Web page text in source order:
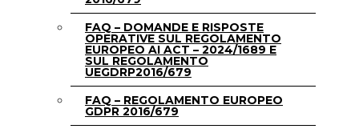
FAQ – DOMANDE E RISPOSTE
OPERATIVE SUL REGOLAMENTO
EUROPEO AI ACT – 2024/1689 E
SUL REGOLAMENTO
UEGDRP2016/679
FAQ – REGOLAMENTO EUROPEO
GDPR 2016/679